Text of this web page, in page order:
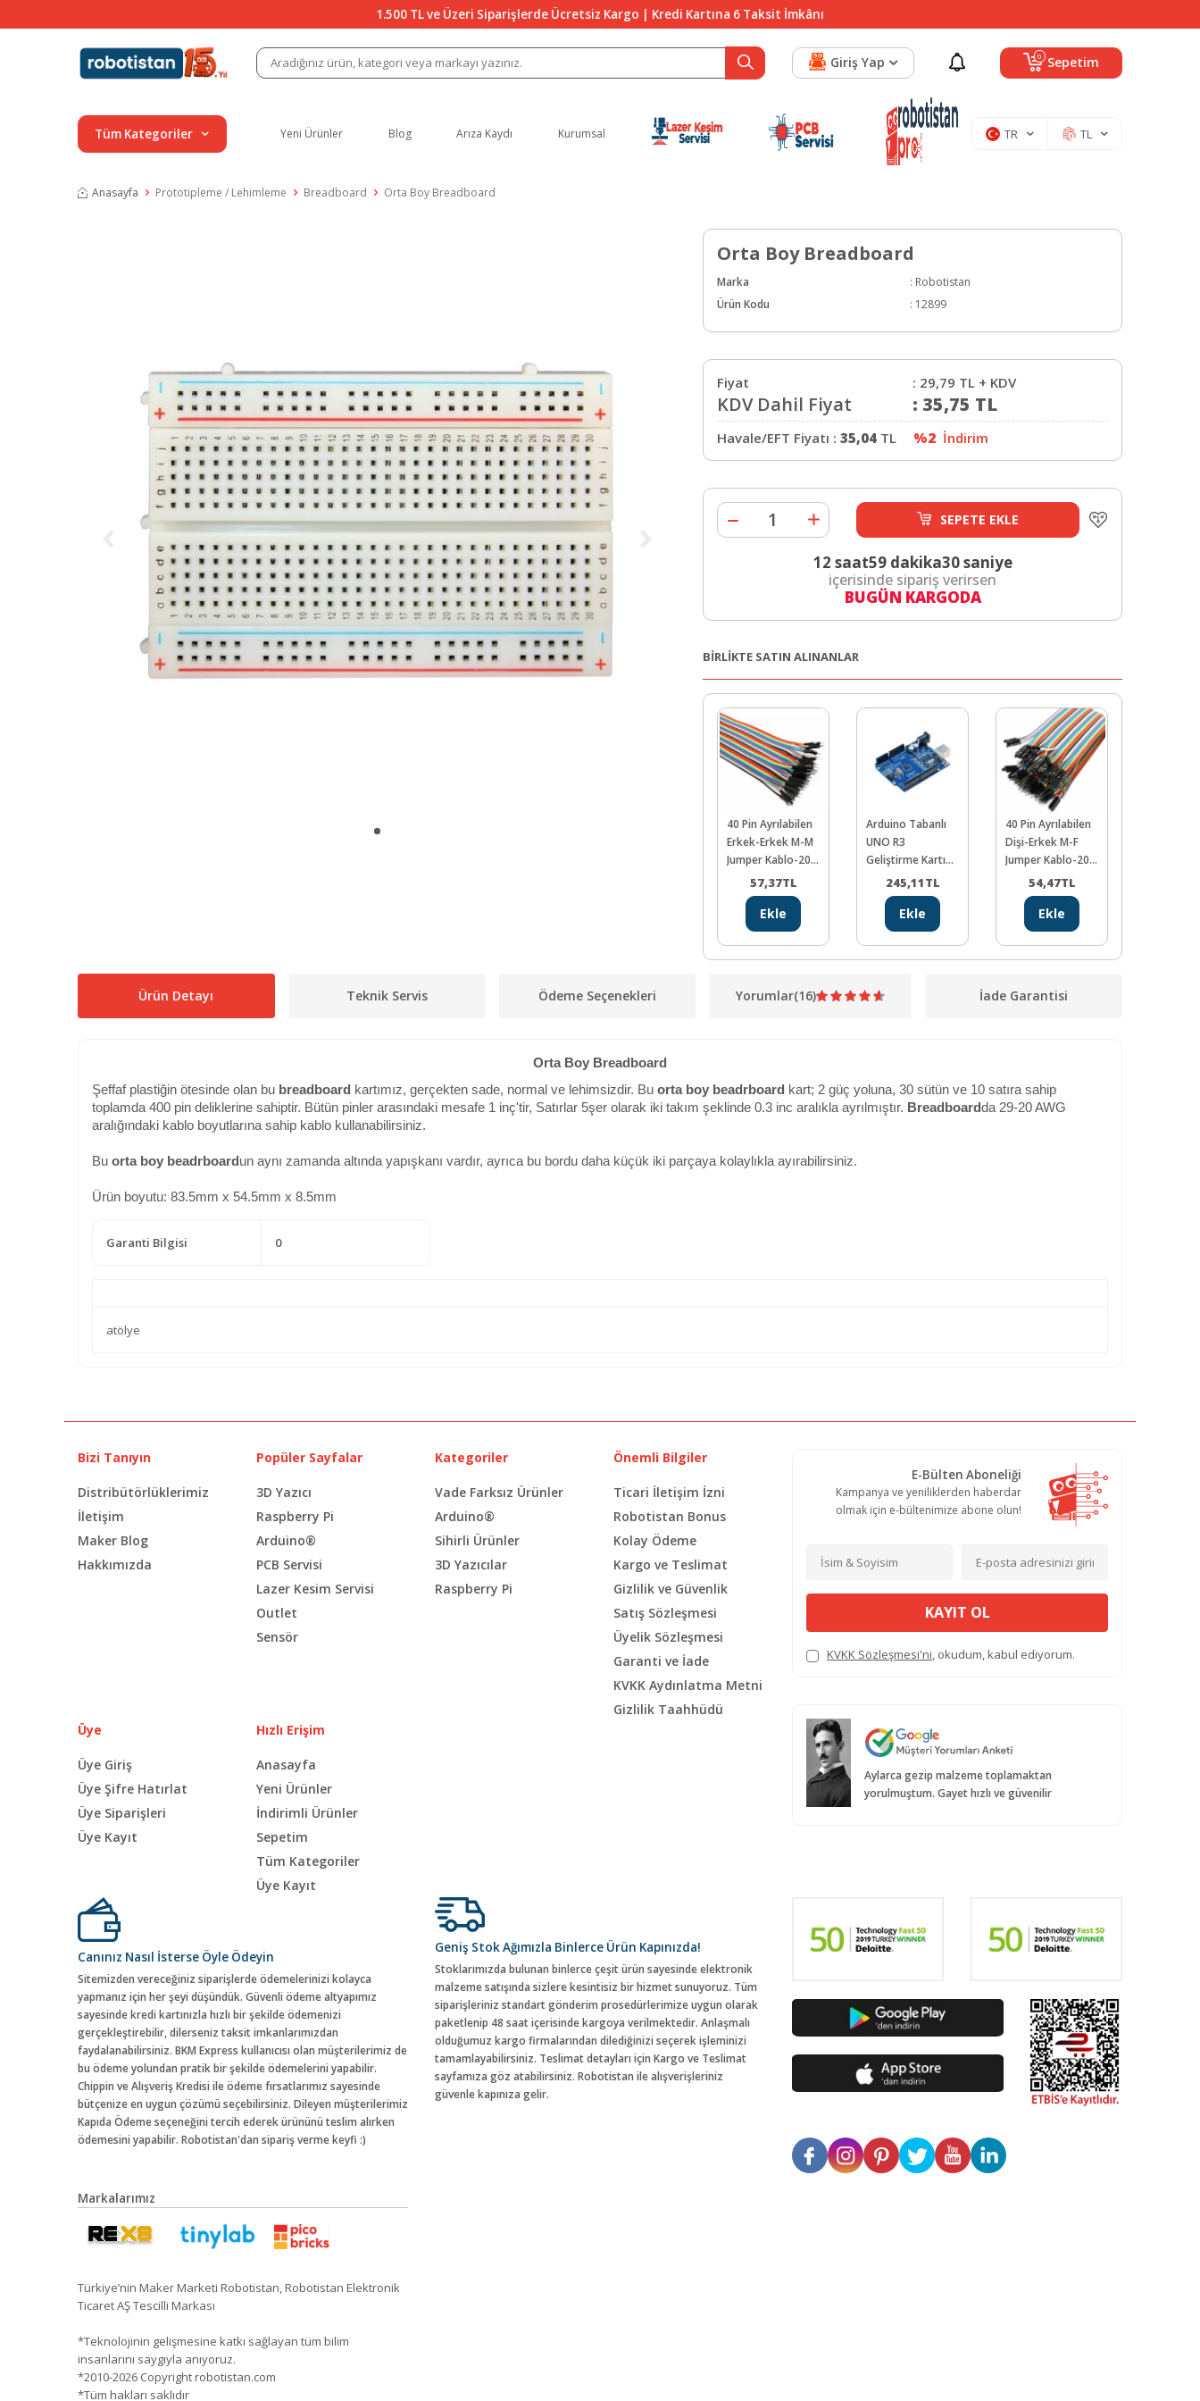
1.500 TL ve Üzeri Siparişlerde Ücretsiz Kargo | Kredi Kartına 6 Taksit İmkânı
0 Sepetim
Giriş Yap
Tüm Kategoriler Yeni Ürünler Blog Arıza Kaydı Kurumsal TR TL
Anasayfa Prototipleme / Lehimleme Breadboard Orta Boy Breadboard
Orta Boy Breadboard
Marka : Robotistan
Ürün Kodu
: 12899
Fiyat : 29,79 TL + KDV
KDV Dahil Fiyat : 35,75 TL
Havale/EFT Fiyatı : 35,04 TL %2 İndirim
SEPETE EKLE
12 saat59 dakika29 saniye
içerisinde sipariş verirsen
BUGÜN KARGODA
BİRLİKTE SATIN ALINANLAR
40 Pin Ayrılabilen
Erkek-Erkek M-M
Jumper Kablo-200
57,37TL
Ekle
Arduino Tabanlı
UNO R3
Geliştirme Kartı
(CH340)
245,11TL
Ekle
40 Pin Ayrılabilen
Dişi-Erkek M-F
Jumper Kablo-200
54,47TL
Ekle
Ürün Detayı Teknik Servis Ödeme Seçenekleri Yorumlar(16) İade Garantisi
Orta Boy Breadboard
Şeffaf plastiğin ötesinde olan bu breadboard kartımız, gerçekten sade, normal ve lehimsizdir. Bu orta boy beadrboard kart; 2 güç yoluna, 30 sütün ve 10 satıra sahip
toplamda 400 pin deliklerine sahiptir. Bütün pinler arasındaki mesafe 1 inç'tir, Satırlar 5şer olarak iki takım şeklinde 0.3 inc aralıkla ayrılmıştır. Breadboardda 29-20 AWG
aralığındaki kablo boyutlarına sahip kablo kullanabilirsiniz.
Bu orta boy beadrboard un aynı zamanda altında yapışkanı vardır, ayrıca bu bordu daha küçük iki parçaya kolaylıkla ayırabilirsiniz.
Ürün boyutu: 83.5mm x 54.5mm x 8.5mm
Garanti Bilgisi 0
atölye
Bizi Tanıyın
Distribütörlüklerimiz
İletişim
Maker Blog
Hakkımızda
Popüler Sayfalar
3D Yazıcı
Raspberry Pi
Arduino®
PCB Servisi
Lazer Kesim Servisi
Outlet
Sensör
Kategoriler
Vade Farksız Ürünler
Arduino®
Sihirli Ürünler
3D Yazıcılar
Raspberry Pi
Önemli Bilgiler
Ticari İletişim İzni
Robotistan Bonus
Kolay Ödeme
Kargo ve Teslimat
Gizlilik ve Güvenlik
Satış Sözleşmesi
Üyelik Sözleşmesi
Garanti ve İade
KVKK Aydınlatma Metni
Gizlilik Taahhüdü
Üye
Üye Giriş
Üye Şifre Hatırlat
Üye Siparişleri
Üye Kayıt
Hızlı Erişim
Anasayfa
Yeni Ürünler
İndirimli Ürünler
Sepetim
Tüm Kategoriler
Üye Kayıt
E-Bülten Aboneliği
Kampanya ve yeniliklerden haberdar
olmak için e-bültenimize abone olun!
KAYIT OL
KVKK Sözleşmesi'ni, okudum, kabul ediyorum.
Aylarca gezip malzeme toplamaktan
yorulmuştum. Gayet hızlı ve güvenilir
Canınız Nasıl İsterse Öyle Ödeyin
Sitemizden vereceğiniz siparişlerde ödemelerinizi kolayca
yapmanız için her şeyi düşündük. Güvenli ödeme altyapımız
sayesinde kredi kartınızla hızlı bir şekilde ödemenizi
gerçekleştirebilir, dilerseniz taksit imkanlarımızdan
faydalanabilirsiniz. BKM Express kullanıcısı olan müşterilerimiz de
bu ödeme yolundan pratik bir şekilde ödemelerini yapabilir.
Chippin ve Alışveriş Kredisi ile ödeme fırsatlarımız sayesinde
bütçenize en uygun çözümü seçebilirsiniz. Dileyen müşterilerimiz
Kapıda Ödeme seçeneğini tercih ederek ürününü teslim alırken
ödemesini yapabilir. Robotistan'dan sipariş verme keyfi :)
Geniş Stok Ağımızla Binlerce Ürün Kapınızda!
Stoklarımızda bulunan binlerce çeşit ürün sayesinde elektronik
malzeme satışında sizlere kesintisiz bir hizmet sunuyoruz. Tüm
siparişleriniz standart gönderim prosedürlerimize uygun olarak
paketlenip 48 saat içerisinde kargoya verilmektedir. Anlaşmalı
olduğumuz kargo firmalarından dilediğinizi seçerek işleminizi
tamamlayabilirsiniz. Teslimat detayları için Kargo ve Teslimat
sayfamıza göz atabilirsiniz. Robotistan ile alışverişleriniz
güvenle kapınıza gelir.
Markalarımız
Türkiye’nin Maker Marketi Robotistan, Robotistan Elektronik
Ticaret AŞ Tescilli Markası
*Teknolojinin gelişmesine katkı sağlayan tüm bilim
insanlarını saygıyla anıyoruz.
*2010-2026 Copyright robotistan.com
*Tüm hakları saklıdır